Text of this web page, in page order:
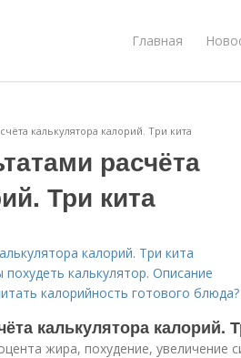
Главная
калькулятора калорий. Три кита
расчёта
Три кита
калорий. Три кита
калькулятор. Описание
калорийность готового блюда?
калькулятора калорий.
жира, похудение, увеличение